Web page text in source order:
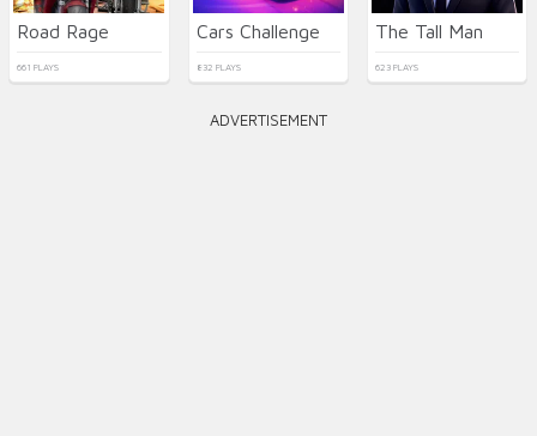
Road Rage
661 PLAYS
Cars Challenge
832 PLAYS
The Tall Man
623 PLAYS
ADVERTISEMENT